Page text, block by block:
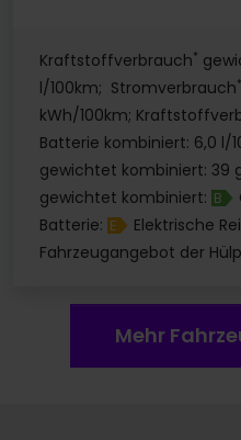
Kraftstoffverbrauch*
l/100km; Stromverbrauch*
kWh/100km;
Batterie kombiniert: 6,0 l/
gewichtet kombiniert: 39
gewichtet kombiniert: B
Batterie: E
Elektrische
Fahrzeugangebot der
Mehr